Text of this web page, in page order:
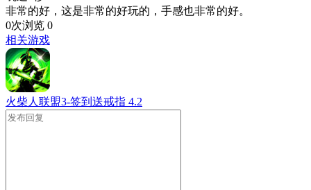
非常的好，这是非常的好玩的，手感也非常的好。
0次浏览 0
相关游戏
火柴人联盟3-签到送戒指 4.2